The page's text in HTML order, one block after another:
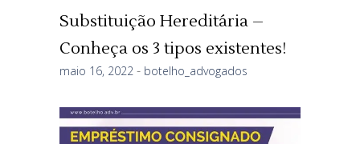
Substituição Hereditária –
Conheça os 3 tipos existentes!
maio 16, 2022 botelho_advogados